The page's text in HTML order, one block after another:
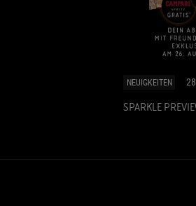
NEUIGKEITEN
SPARKLE